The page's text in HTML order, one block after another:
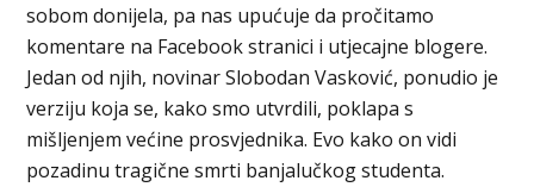
sobom donijela, pa nas upućuje da pročitamo
komentare na Facebook stranici i utjecajne blogere.
Jedan od njih, novinar Slobodan Vasković, ponudio je
verziju koja se, kako smo utvrdili, poklapa s
mišljenjem većine prosvjednika. Evo kako on vidi
pozadinu tragične smrti banjalučkog studenta.